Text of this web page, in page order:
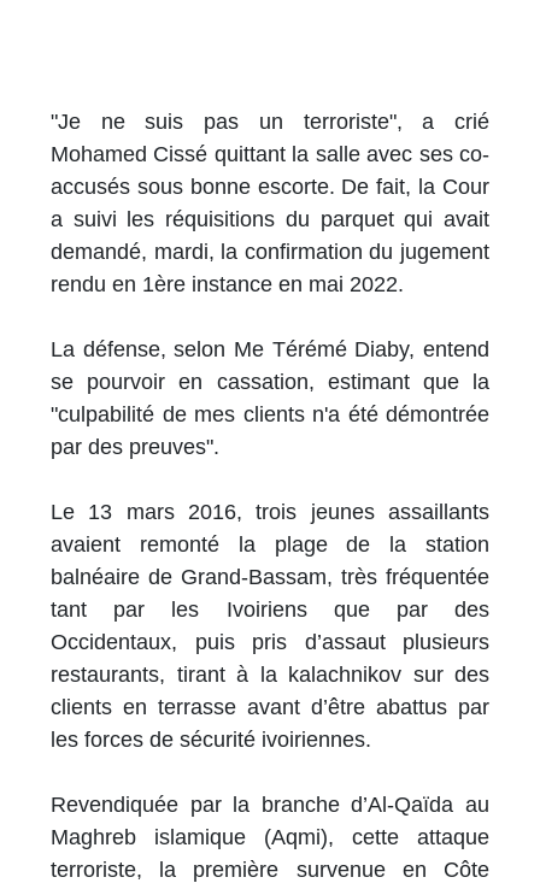
"Je ne suis pas un terroriste", a crié
Mohamed Cissé quittant la salle avec ses co-
accusés sous bonne escorte. De fait, la Cour
a suivi les réquisitions du parquet qui avait
demandé, mardi, la confirmation du jugement
rendu en 1ère instance en mai 2022.
La défense, selon Me Térémé Diaby, entend
se pourvoir en cassation, estimant que la
"culpabilité de mes clients n'a été démontrée
par des preuves".
Le 13 mars 2016, trois jeunes assaillants
avaient remonté la plage de la station
balnéaire de Grand-Bassam, très fréquentée
tant par les Ivoiriens que par des
Occidentaux, puis pris d’assaut plusieurs
restaurants, tirant à la kalachnikov sur des
clients en terrasse avant d’être abattus par
les forces de sécurité ivoiriennes.
Revendiquée par la branche d’Al-Qaïda au
Maghreb islamique (Aqmi), cette attaque
terroriste, la première survenue en Côte